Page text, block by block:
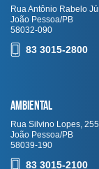
Rua Antônio Rabelo
João Pessoa/PB
58032-090
83 3015-2800
Ambiental
Rua Silvino Lopes,
João Pessoa/PB
58039-190
83 3015-2100